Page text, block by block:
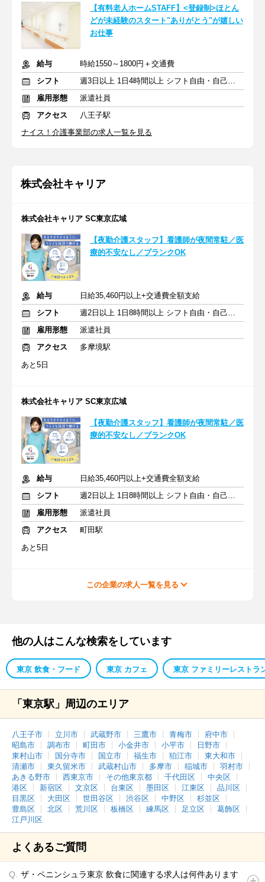
【有料老人ホームSTAFF】<登録制>ほとん
どが未経験のスタート"ありがとう"が嬉しい
お仕事
給与
時給1550～1800円＋交通費
シフト
週3日以上 1日4時間以上 シフト自由・自己申告
雇用形態
派遣社員
アクセス
八王子駅
ナイス！介護事業部の求人一覧を見る
株式会社キャリア
株式会社キャリア SC東京広域
【夜勤介護スタッフ】看護師が夜間常駐／医
療的不安なし／ブランクOK
給与
日給35,460円以上+交通費全額支給
シフト
週2日以上 1日8時間以上 シフト自由・自己申告
雇用形態
派遣社員
アクセス
多摩境駅
あと5日
株式会社キャリア SC東京広域
【夜勤介護スタッフ】看護師が夜間常駐／医
療的不安なし／ブランクOK
給与
日給35,460円以上+交通費全額支給
シフト
週2日以上 1日8時間以上 シフト自由・自己申告
雇用形態
派遣社員
アクセス
町田駅
あと5日
この企業の求人一覧を見る
他の人はこんな検索をしています
東京 飲食・フード 東京 カフェ 東京 ファミリーレストラ
「東京駅」周辺のエリア
八王子市 立川市 武蔵野市 三鷹市 青梅市
府中市
昭島市
調布市 町田市 小金井市 小平市
日野市
東村山市
国分寺市 国立市 福生市 狛江市
東大和市
清瀬市
東久留米市 武蔵村山市 多摩市 稲城市
羽村市
あきる野市
西東京市 その他東京都 千代田区
中央区
港区
新宿区 文京区 台東区 墨田区 江東区
品川区
目黒区
大田区 世田谷区 渋谷区 中野区
杉並区
豊島区
北区 荒川区 板橋区 練馬区 足立区
葛飾区
江戸川区
よくあるご質問
ザ・ペニンシュラ東京 飲食に関連する求人は何件あります